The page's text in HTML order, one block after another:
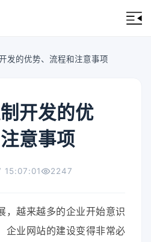
发的优势、流程和注意事项
开发的优
意事项
15:07:01 2247
，越来越多的企业开始意识
企业网站的建设变得非常必